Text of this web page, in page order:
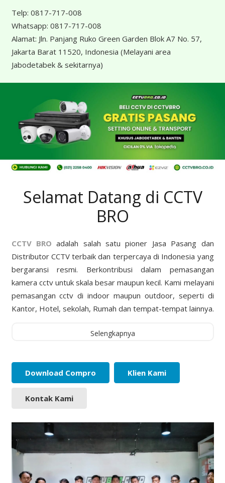
Telp: 0817-717-008
Whatsapp: 0817-717-008
Alamat: Jln. Panjang Ruko Green Garden Blok A7 No. 57,
Jakarta Barat 11520, Indonesia (Melayani area
Jabodetabek & sekitarnya)
Selamat Datang di CCTV
BRO
CCTV BRO adalah salah satu pioner Jasa Pasang dan
Distributor CCTV terbaik dan terpercaya di Indonesia yang
bergaransi resmi. Berkontribusi dalam pemasangan
kamera cctv untuk skala besar maupun kecil. Kami melayani
pemasangan cctv di indoor maupun outdoor, seperti di
Kantor, Hotel, sekolah, Rumah dan tempat-tempat lainnya.
Selengkapnya
Download Compro Klien Kami
Kontak Kami